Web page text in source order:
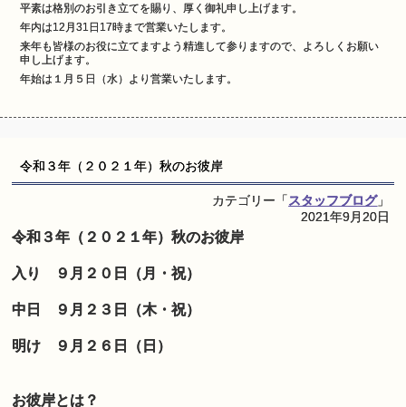
平素は格別のお引き立てを賜り、厚く御礼申し上げます。
年内は12月31日17時まで営業いたします。
来年も皆様のお役に立てますよう精進して参りますので、よろしくお願い
申し上げます。
年始は１月５日（水）より営業いたします。
令和３年（２０２１年）秋のお彼岸
カテゴリー「スタッフブログ」
2021年9月20日
令和３年（２０２１年）秋のお彼岸
入り ９月２０日（月・祝）
中日 ９月２３日（木・祝）
明け ９月２６日（日）
お彼岸とは？